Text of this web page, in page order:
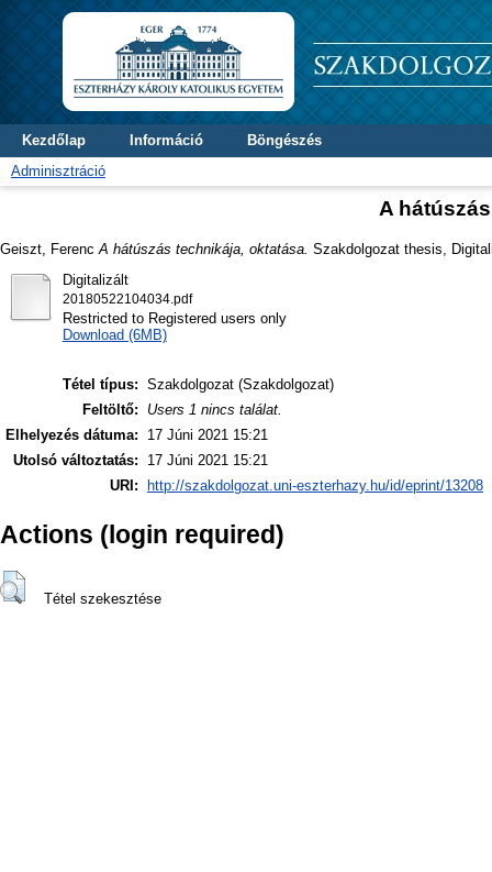
Kezdőlap Információ
Böngészés
Adminisztráció
A
Geiszt, Ferenc A hátúszás technikája, oktatása. Szakdolgozat thesis,
Digitalizált
20180522104034.pdf
Restricted to Registered users only
Download (6MB)
Tétel típus: Szakdolgozat (Szakdolgozat)
Feltöltő:
Users 1 nincs találat.
Elhelyezés dátuma:
17 Júni 2021 15:21
Utolsó változtatás:
17 Júni 2021 15:21
URI:
http://szakdolgozat.uni-eszterhazy.hu/id/eprint/13208
Actions (login required)
Tétel szekesztése